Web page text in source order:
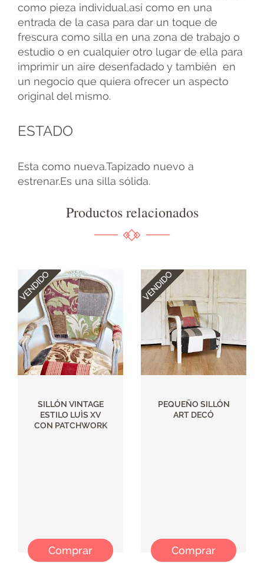
como pieza individual,así como en una
entrada de la casa para dar un toque de
frescura como silla en una zona de trabajo o
estudio o en cualquier otro lugar de ella para
imprimir un aire desenfadado y también en
un negocio que quiera ofrecer un aspecto
original del mismo.
ESTADO
Esta como nueva.Tapizado nuevo a
estrenar.Es una silla sólida.
Productos relacionados
SILLÓN VINTAGE
ESTILO LUÌS XV
CON PATCHWORK
Comprar
PEQUEÑO SILLÓN
ART DECÓ
Comprar